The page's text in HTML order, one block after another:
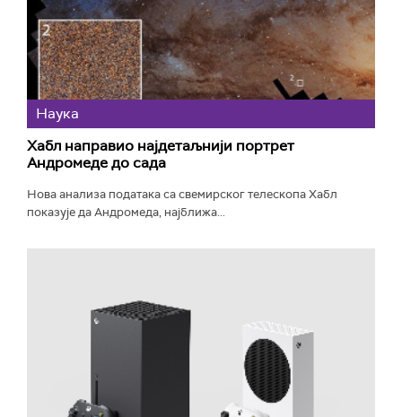
Наука
Хабл направио најдетаљнији портрет
Андромеде до сада
Нова анализа података са свемирског телескопа Хабл
показује да Андромеда, најближа...